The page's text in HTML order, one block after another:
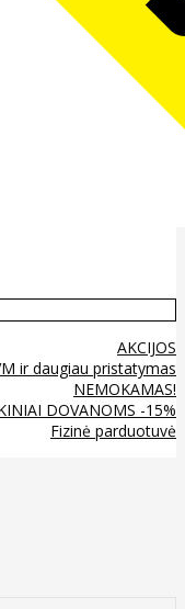
AKCIJOS
ir daugiau pristatymas
NEMOKAMAS!
DOVANOMS -15%
Fizinė parduotuvė